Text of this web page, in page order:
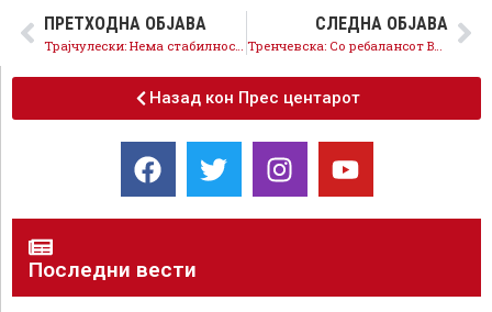
ПРЕТХОДНА ОБЈАВА
Трајчулески: Нема стабилност и развој со зголемен дефицит, ребалансот е признание за промашените политики на власта
СЛЕДНА ОБЈАВА
Тренчевска: Со ребалансот Владата крати таму каде што треба да инвестира – кај младите, социјалната заштита и стопанството
Назад кон Прес центарот
Последни вести